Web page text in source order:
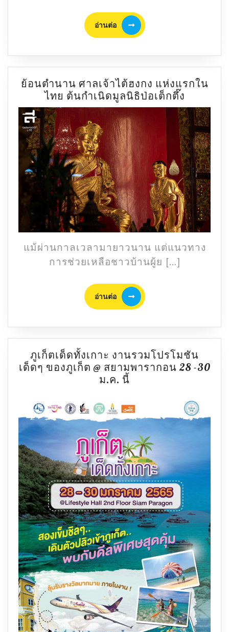
อ่านต่อ
อ่าน
ต่อ
ย้อนตำนาน ศาลเจ้าไต้ฮงกง แห่งแรกใน
ไทย ต้นกำเนิดมูลนิธิป่อเต็กตึ๊ง
ตำนาน
ศาล
เจ้า
ไต้
ฮงกง
แห่ง
แรก
ใน
ไทย
ต้น
กำเนิด
มูล
นิธิ
แม้ผ่านกาลเวลามายาวนาน แต่แนวทาง
การช่วยเหลือชาวบ้านผู้ย […]
อ่านต่อ
อ่าน
ต่อ
ภูเก็ตเด็ดทั้งเกาะ งานรวมโปรโมชัน
เด็ดๆ ของภูเก็ต @ สยามพารากอน 28 -30
ม.ค. นี้
ทั้ง
เกาะ
งาน
รวม
โปร
โม
ชัน
เด็ดๆ
ของ
ภูเก็ต
@
สยาม
พา
รา
กอน
28
-30
ม.ค.
นี้